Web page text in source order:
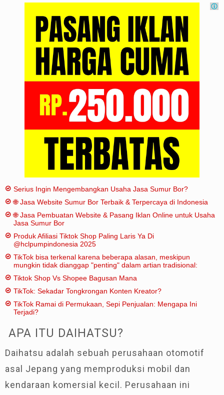
Serius Ingin Mengembangkan Usaha Jasa Sumur Bor?
🌐 Jasa Website Sumur Bor Terbaik & Terpercaya di Indonesia
🌐 Jasa Pembuatan Website & Pasang Iklan Online untuk Usaha
Jasa Sumur Bor
Produk Afiliasi Tiktok Shop Paling Laris Ya Di
@hclpumpindonesia 2025
TikTok bisa terkenal karena beberapa alasan, meskipun
mungkin tidak dianggap "penting" dalam artian tradisional:
Tiktok Shop Vs Shopee Bagusan Mana
TikTok: Sekadar Tongkrongan Konten Kreator?
TikTok Ramai di Permukaan, Sepi Penjualan: Mengapa Ini
Terjadi?
APA ITU DAIHATSU?
Daihatsu adalah sebuah perusahaan otomotif
asal Jepang yang memproduksi mobil dan
kendaraan komersial kecil. Perusahaan ini